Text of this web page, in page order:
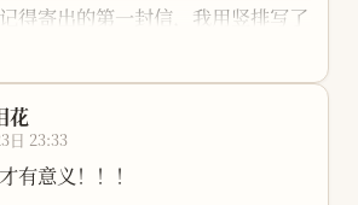
真的很开心，尤其是最近这半年。
，大家的帮助与支持真的会记很
因为这份温暖而常湿了眼眶。
两位小伙伴，给予了我前所未有
得寄出的第一封信，我用竖排写了
看不懂。我后来把译文发过去，埋
好笑也幸福。
短视频平台开账号，我却更愿意慢
客，把日子一寸一寸写下来。没人
花
日 23:33
有意义！！！